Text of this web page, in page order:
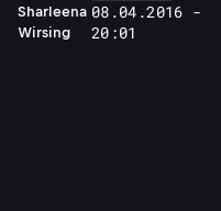
Sharleena
Wirsing
08.04.2016 -
20:01